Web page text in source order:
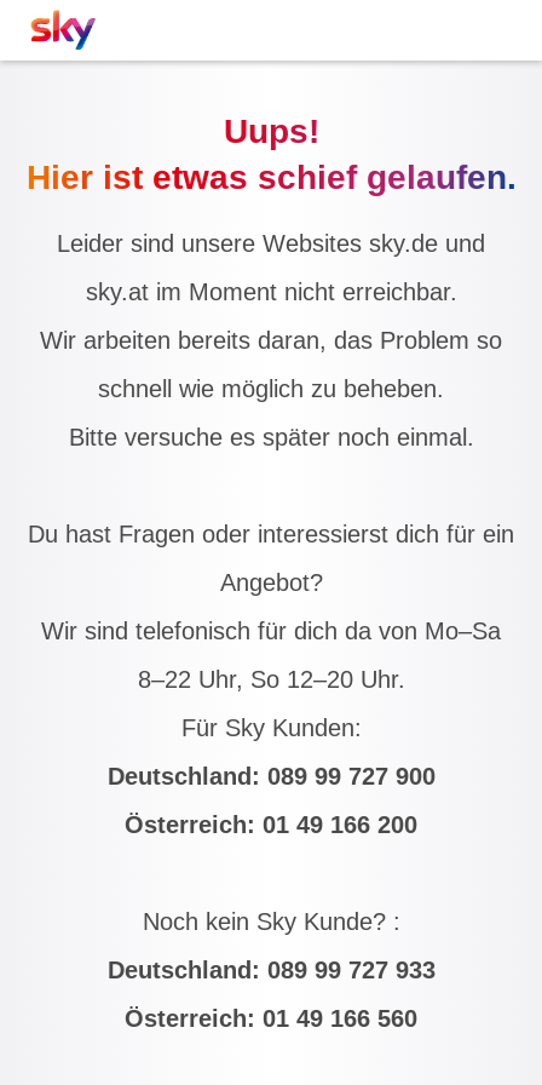
Uups!
Hier ist etwas schief gelaufen.
Leider sind unsere Websites sky.de und
sky.at im Moment nicht erreichbar.
Wir arbeiten bereits daran, das Problem so
schnell wie möglich zu beheben.
Bitte versuche es später noch einmal.
Du hast Fragen oder interessierst dich für ein
Angebot?
Wir sind telefonisch für dich da von Mo–Sa
8–22 Uhr, So 12–20 Uhr.
Für Sky Kunden:
Deutschland: 089 99 727 900
Österreich: 01 49 166 200
Noch kein Sky Kunde? :
Deutschland: 089 99 727 933
Österreich: 01 49 166 560